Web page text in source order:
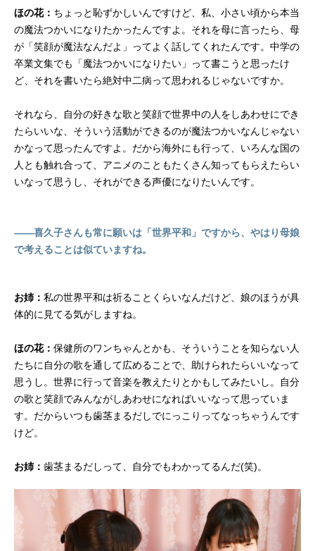
ほの花： ちょっと恥ずかしいんですけど、私、小さい頃から本当
の魔法つかいになりたかったんですよ。それを母に言ったら、母
が「笑顔が魔法なんだよ」ってよく話してくれたんです。中学の
卒業文集でも「魔法つかいになりたい」って書こうと思ったけ
ど、それを書いたら絶対中二病って思われるじゃないですか。
それなら、自分の好きな歌と笑顔で世界中の人をしあわせにでき
たらいいな、そういう活動ができるのが魔法つかいなんじゃない
かなって思ったんですよ。だから海外にも行って、いろんな国の
人とも触れ合って、アニメのこともたくさん知ってもらえたらい
いなって思うし、それができる声優になりたいんです。
――喜久子さんも常に願いは「世界平和」ですから、やはり母娘
で考えることは似ていますね。
お姉： 私の世界平和は祈ることくらいなんだけど、娘のほうが具
体的に見てる気がしますね。
ほの花： 保健所のワンちゃんとかも、そういうことを知らない人
たちに自分の歌を通して広めることで、助けられたらいいなって
思うし。世界に行って音楽を教えたりとかもしてみたいし。自分
の歌と笑顔でみんながしあわせになればいいなって思っていま
す。だからいつも歯茎まるだしでにっこりってなっちゃうんです
けど。
お姉： 歯茎まるだしって、自分でもわかってるんだ(笑)。